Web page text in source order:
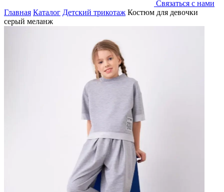
Связаться с нами
Главная Каталог Детский трикотаж Костюм для девочки
серый меланж